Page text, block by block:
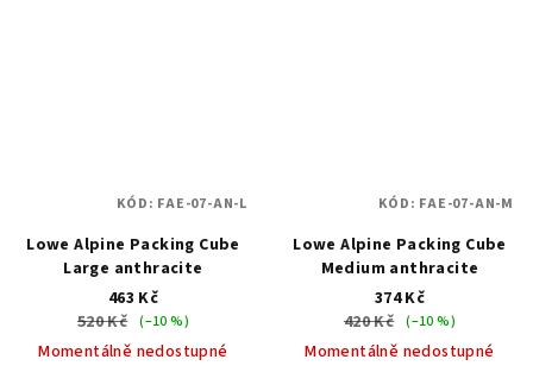
Lowe Alpine Packing Cube
Large anthracite
463 Kč
520 Kč (–10 %)
Momentálně nedostupné
KÓD: FAE-07-AN-L
Lowe Alpine Packing Cube
Medium anthracite
374 Kč
420 Kč (–10 %)
Momentálně nedostupné
KÓD: FAE-07-AN-M